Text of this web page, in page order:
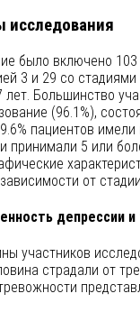
исследования
было включено
3 и 29 со
лет. Большинство
(96.1%),
пациентов
принимали 5 или
от
депрессии
участников
страдали от